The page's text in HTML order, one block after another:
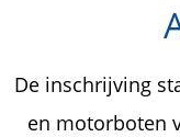
De inschrijving
en motorboten